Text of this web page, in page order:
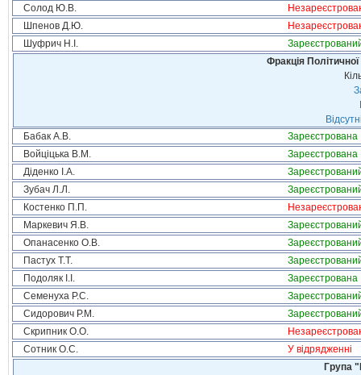
Солод Ю.В.
Шпенов Д.Ю.
Шуфрич Н.І.
Фракція
Бабак А.В.
Зареєстрована
Войціцька В.М.
Зареєстрована
Діденко І.А.
Зубач Л.Л.
Костенко П.П.
Маркевич Я.В.
Опанасенко О.В.
Пастух Т.Т.
Подоляк І.І.
Зареєстрована
Семенуха Р.С.
Сидорович Р.М.
Скрипник О.О.
Сотник О.С.
У відрядженні
Група